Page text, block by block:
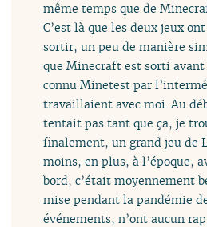
même temps que de
C’est là que les deux jeux
sortir, un peu de manière
que Minecraft est sorti
connu Minetest par
travaillaient avec moi. Au
tentait pas tant que ça, je
finalement, un grand jeu de
moins, en plus, à l’époque,
bord, c’était moyennement
mise pendant la pandémie
événements, n’ont aucun